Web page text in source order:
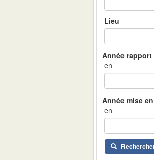
Lieu
en
en